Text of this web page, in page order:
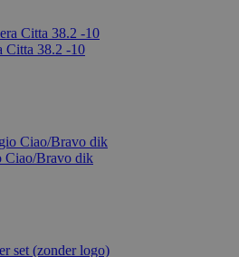
Citta 38.2 -10
Ciao/Bravo dik